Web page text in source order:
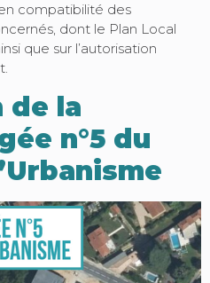
compatibilité des
dont le Plan Local
que sur l’autorisation
de la
n°5 du